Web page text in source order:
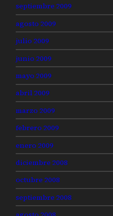
septiembre 2009
agosto 2009
julio 2009
junio 2009
mayo 2009
abril 2009
marzo 2009
febrero 2009
enero 2009
diciembre 2008
octubre 2008
septiembre 2008